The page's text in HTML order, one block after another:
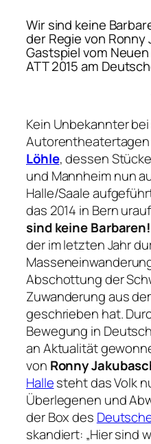
Wir sind keine
der Regie von Ronny
Gastspiel vom
ATT 2015 am
Kein Unbekannter
Löhle, dessen
und Mannheim nun
Halle/Saale
das 2014 in Bern
sind keine Barbaren!
der im letzten Jahr
Abschottung der
Zuwanderung aus
geschrieben hat.
Bewegung in
an Aktualität
von Ronny
Hallesteht das Volk
Überlegenen und
der Box des
skandiert: „Hier sind